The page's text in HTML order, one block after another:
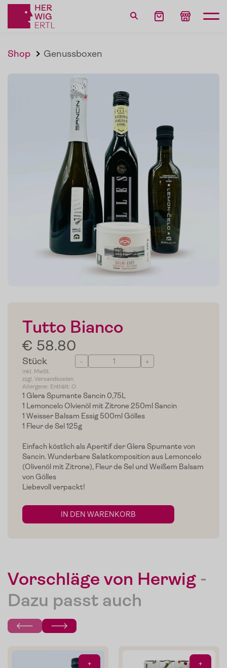
Home
Zum Shop
Edelgreissler
Verkostungen
Blog
Presse
Kontakt
Shop Genussboxen
Tutto Bianco
€ 58.80
Stück - +
inkl. MwSt.
zzgl. Versandkosten
Allergene: Enthält: O
1 Glera Spumante Sancin 0,75L
1 Lemoncelo Olvienöl mit Zitrone 250ml Sancin
1 Weisser Balsam Essig 500ml Gölles
1 Fleur de Sel 125g
Einfach köstlich als Aperitif der Glera Spumante von
Sancin. Wunderbare Salatkomposition aus Lemoncelo
(Olivenöl mit Zitrone), Fleur de Sel und Weißem Balsam
von Gölles
Liebevoll verpackt!
IN DEN WARENKORB
Vorschläge von Herwig-
Dazu passt auch
+ +